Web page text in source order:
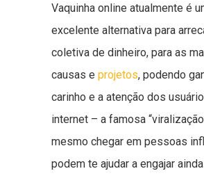
Vaquinha online atualmente é
excelente alternativa para
coletiva de dinheiro, para as
causas e projetos, podendo
carinho e a atenção dos
internet – a famosa
mesmo chegar em pessoas
podem te ajudar a engajar